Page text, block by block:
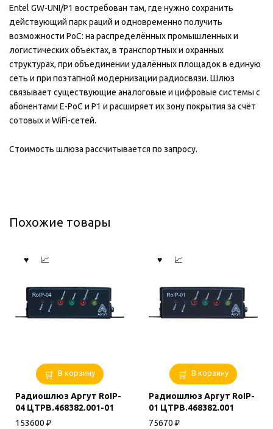
Entel GW-UNI/P1 востребован там, где нужно сохранить
действующий парк раций и одновременно получить
возможности PoC: на распределённых промышленных и
логистических объектах, в транспортных и охранных
структурах, при объединении удалённых площадок в единую
сеть и при поэтапной модернизации радиосвязи. Шлюз
связывает существующие аналоговые и цифровые системы с
абонентами E-PoC и P1 и расширяет их зону покрытия за счёт
сотовых и WiFi-сетей.
Стоимость шлюза рассчитывается по запросу.
Похожие товары
В корзину
Радиошлюз Аргут RoIP-
04 ЦТРВ.468382.001-01
153600 ₽
В корзину
Радиошлюз Аргут RoIP-
01 ЦТРВ.468382.001
75670 ₽